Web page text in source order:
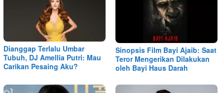
Dianggap Terlalu Umbar
Tubuh, DJ Amellia Putri: Mau
Carikan Pesaing Aku?
Sinopsis Film Bayi Ajaib: Saat
Teror Mengerikan Dilakukan
oleh Bayi Haus Darah